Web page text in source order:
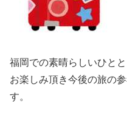
福岡での素晴らしいひと
お楽しみ頂き今後の旅の
す。